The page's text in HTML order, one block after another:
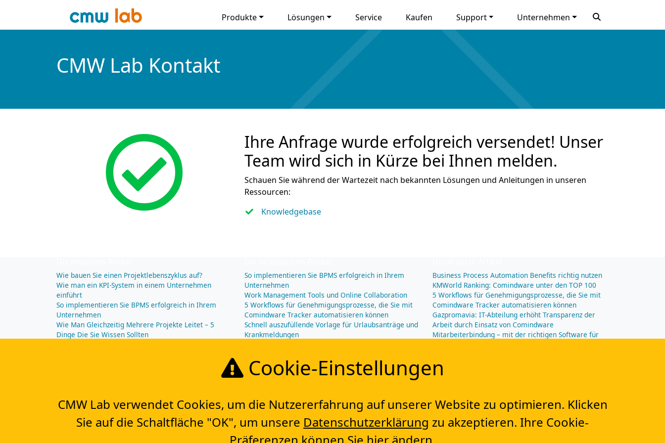
Produkte Lösungen Service Kaufen Support Unternehmen
CMW Lab Kontakt
Ihre Anfrage wurde erfolgreich versendet! Unser
Team wird sich in Kürze bei Ihnen melden.
Schauen Sie während der Wartezeit nach bekannten Lösungen und Anleitungen in unseren
Ressourcen:
Knowledgebase
Wie bauen Sie einen Projektlebenszyklus auf?
Wie man ein KPI-System in einem Unternehmen
einführt
So implementieren Sie BPMS erfolgreich in Ihrem
Unternehmen
Wie Man Gleichzeitig Mehrere Projekte Leitet – 5
Dinge Die Sie Wissen Sollten
So implementieren Sie BPMS erfolgreich in Ihrem
Unternehmen
Work Management Tools und Online Collaboration
5 Workflows für Genehmigungsprozesse, die Sie mit
Comindware Tracker automatisieren können
Schnell auszufüllende Vorlage für Urlaubsanträge und
Krankmeldungen
Business Process Automation Benefits richtig nutzen
KMWorld Ranking: Comindware unter den TOP 100
5 Workflows für Genehmigungsprozesse, die Sie mit
Comindware Tracker automatisieren können
Gazpromavia: IT-Abteilung erhöht Transparenz der
Arbeit durch Einsatz von Comindware
Mitarbeiterbindung – mit der richtigen Software für
Kontakt
contact@cmwlab.com
Cookie-Einstellungen
CMW Lab verwendet Cookies, um die Nutzererfahrung auf unserer Website zu optimieren. Klicken
Sie auf die Schaltfläche "OK", um unsere Datenschutzerklärung zu akzeptieren. Ihre Cookie-